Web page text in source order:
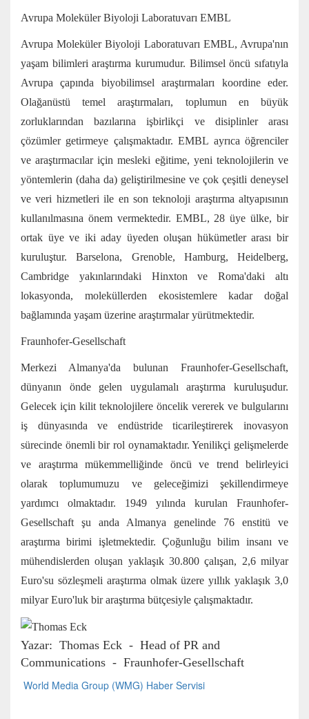
Avrupa Moleküler Biyoloji Laboratuvarı EMBL
Avrupa Moleküler Biyoloji Laboratuvarı EMBL, Avrupa'nın
yaşam bilimleri araştırma kurumudur. Bilimsel öncü sıfatıyla
Avrupa çapında biyobilimsel araştırmaları koordine eder.
Olağanüstü temel araştırmaları, toplumun en büyük
zorluklarından bazılarına işbirlikçi ve disiplinler arası
çözümler getirmeye çalışmaktadır. EMBL ayrıca öğrenciler
ve araştırmacılar için mesleki eğitime, yeni teknolojilerin ve
yöntemlerin (daha da) geliştirilmesine ve çok çeşitli deneysel
ve veri hizmetleri ile en son teknoloji araştırma altyapısının
kullanılmasına önem vermektedir. EMBL, 28 üye ülke, bir
ortak üye ve iki aday üyeden oluşan hükümetler arası bir
kuruluştur. Barselona, Grenoble, Hamburg, Heidelberg,
Cambridge yakınlarındaki Hinxton ve Roma'daki altı
lokasyonda, moleküllerden ekosistemlere kadar doğal
bağlamında yaşam üzerine araştırmalar yürütmektedir.
Fraunhofer-Gesellschaft
Merkezi Almanya'da bulunan Fraunhofer-Gesellschaft,
dünyanın önde gelen uygulamalı araştırma kuruluşudur.
Gelecek için kilit teknolojilere öncelik vererek ve bulgularını
iş dünyasında ve endüstride ticarileştirerek inovasyon
sürecinde önemli bir rol oynamaktadır. Yenilikçi gelişmelerde
ve araştırma mükemmelliğinde öncü ve trend belirleyici
olarak toplumumuzu ve geleceğimizi şekillendirmeye
yardımcı olmaktadır. 1949 yılında kurulan Fraunhofer-
Gesellschaft şu anda Almanya genelinde 76 enstitü ve
araştırma birimi işletmektedir. Çoğunluğu bilim insanı ve
mühendislerden oluşan yaklaşık 30.800 çalışan, 2,6 milyar
Euro'su sözleşmeli araştırma olmak üzere yıllık yaklaşık 3,0
milyar Euro'luk bir araştırma bütçesiyle çalışmaktadır.
Yazar: Thomas Eck - Head of PR and
Communications - Fraunhofer-Gesellschaft
World Media Group (WMG) Haber Servisi